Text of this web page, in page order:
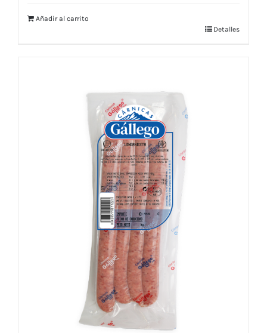
Añadir al carrito
Detalles